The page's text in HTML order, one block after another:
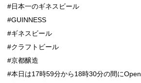
#日本一のギネスビール
#GUINNESS
#ギネスビール
#クラフトビール
#京都醸造
#本日は17時59分から18時30分の間にOpen